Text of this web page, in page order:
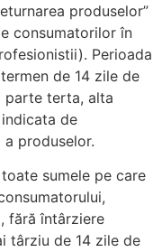
produselor”
consumatorilor în
Perioada
de 14 zile de
parte terta, alta
de
produselor.
sumele pe care
fără întârziere
târziu de 14 zile de